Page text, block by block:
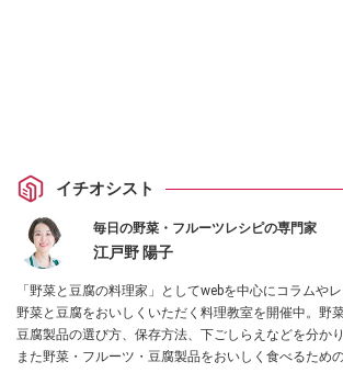
イチオシスト
毎日の野菜・フルーツレシピの専門家
江戸野 陽子
「野菜と豆腐の料理家」としてwebを中心にコラムやレ
野菜と豆腐をおいしくいただく料理教室を開催中。野
豆腐製品の選び方、保存方法、下ごしらえなどを分かり
また野菜・フルーツ・豆腐製品をおいしく食べるため